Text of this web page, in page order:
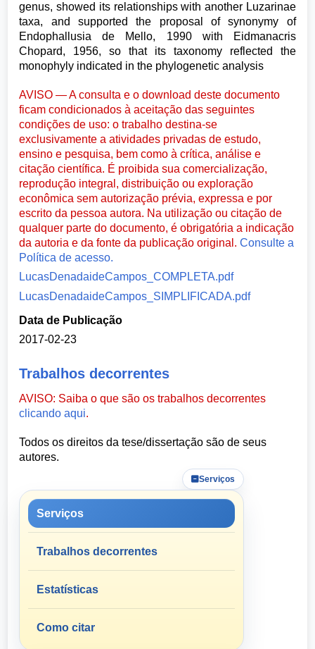
genus, showed its relationships with another Luzarinae
taxa, and supported the proposal of synonymy of
Endophallusia de Mello, 1990 with Eidmanacris
Chopard, 1956, so that its taxonomy reflected the
monophyly indicated in the phylogenetic analysis
AVISO — A consulta e o download deste documento
ficam condicionados à aceitação das seguintes
condições de uso: o trabalho destina-se
exclusivamente a atividades privadas de estudo,
ensino e pesquisa, bem como à crítica, análise e
citação científica. É proibida sua comercialização,
reprodução integral, distribuição ou exploração
econômica sem autorização prévia, expressa e por
escrito da pessoa autora. Na utilização ou citação de
qualquer parte do documento, é obrigatória a indicação
da autoria e da fonte da publicação original.Consulte a
Política de acesso.
LucasDenadaideCampos_COMPLETA.pdf
LucasDenadaideCampos_SIMPLIFICADA.pdf
Data de Publicação
2017-02-23
Trabalhos decorrentes
AVISO: Saiba o que são os trabalhos decorrentes
clicando aqui.
Todos os direitos da tese/dissertação são de seus
autores.
Serviços
Serviços
Trabalhos decorrentes
Estatísticas
Como citar